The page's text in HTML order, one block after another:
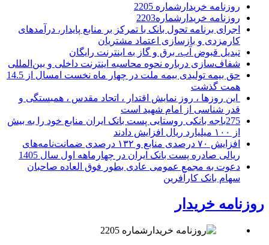
روزنامه خریدارشماره 2205
روزنامه خریدارشماره2203
اجرای برنامه تحول بانک با تمرکز بر منابع پایدار، درآمدهای
کارمزدی و بازسازی اعتماد مشتریان
تبدیل قبوض آب، برق و گاز به اینترنت رایگان
شفاف‌سازی درباره نحوه محاسبه اینترنت داخلی و بین‌المللی
حق بیمه تولیدی بیمه ملت در چهار ماه نخست امسال از 14.5
همت گذشت
این روزها ، روز نمایش اقتدار ، اتحاد مقدس ، همبستگی و
قدر شناسی از امام شهید است
275باجه بانکی روستایی پست بانک ایران منابع خود را به بیش
از ۱۰۰ میلیارد ریال افزایش دادند
افزایش ۷۰ درصدی منابع و ۱۳۲ درصدی ضمانت‌نامه‌های
ریالی صادره پست بانک ایران در چهارماهه اول سال 1405
دعوت به مجمع عمومی عادی بطور فوق العاده صاحبان
سهام بانک کارآفرین
روزنامه خریدار